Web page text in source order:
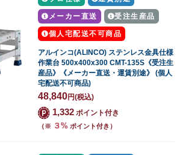
メーカー直送 受注生産品
個人宅配送不可商品
アルインコ(ALINCO) ステンレス金具仕様
作業台 500x400x300 CMT-135S《受注生
産品》《メーカー直送・運賃別途》 (個人
宅配送不可商品)
48,840円(税込)
1,332 ポイント付き
（※ ３% ポイント付き）